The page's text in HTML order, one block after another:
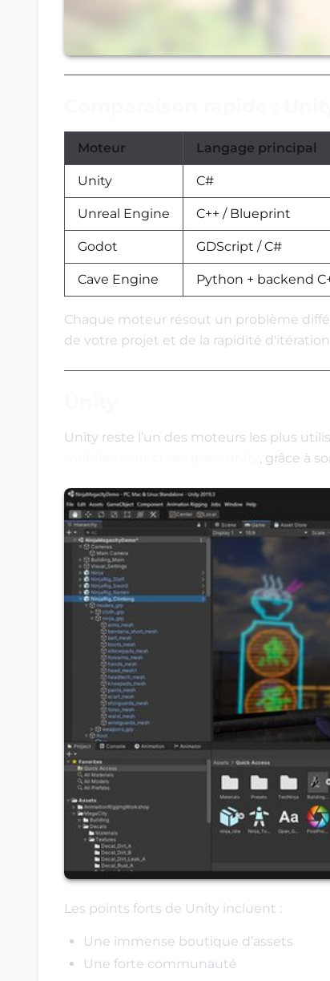
Moteur Langage principal
Unity C#
Unreal Engine C++ / Blueprint
Godot GDScript / C#
Cave Engine Python + backend
Chaque moteur résout un problème
de votre projet et de la rapidité
Unity reste l’un des moteurs les plus
, grâce à
Les points forts de Unity incluent :
Une immense boutique d’assets
Une forte communauté